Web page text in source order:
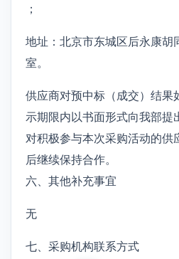
；
地址：北京市东城区后永康胡
室。
供应商对预中标（成交）结果
示期限内以书面形式向我部提
对积极参与本次采购活动的供
后继续保持合作。
六、其他补充事宜
无
七、采购机构联系方式